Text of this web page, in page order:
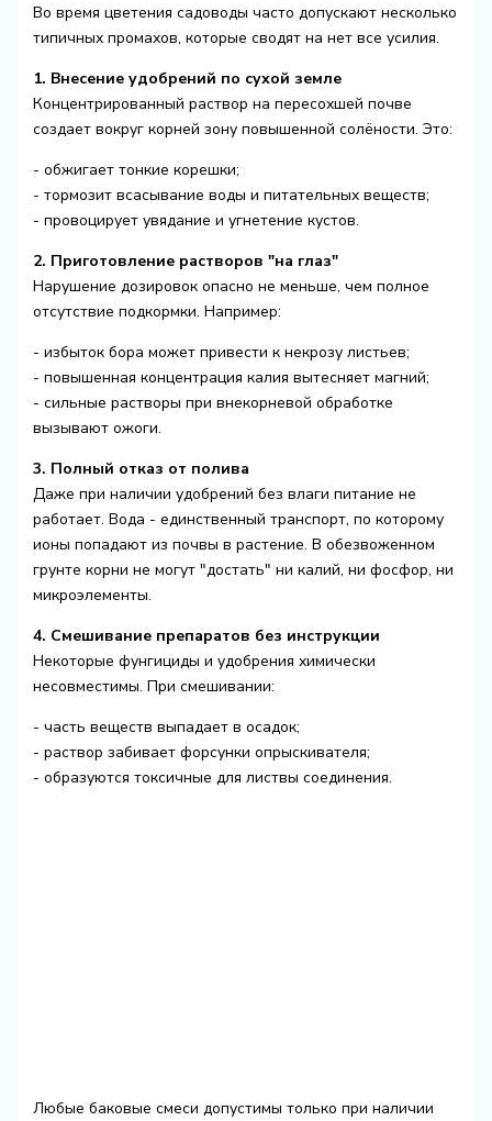
Во время цветения садоводы часто допускают несколько
типичных промахов, которые сводят на нет все усилия.
1. Внесение удобрений по сухой земле
Концентрированный раствор на пересохшей почве
создает вокруг корней зону повышенной солёности. Это:
- обжигает тонкие корешки;
- тормозит всасывание воды и питательных веществ;
- провоцирует увядание и угнетение кустов.
2. Приготовление растворов "на глаз"
Нарушение дозировок опасно не меньше, чем полное
отсутствие подкормки. Например:
- избыток бора может привести к некрозу листьев;
- повышенная концентрация калия вытесняет магний;
- сильные растворы при внекорневой обработке
вызывают ожоги.
3. Полный отказ от полива
Даже при наличии удобрений без влаги питание не
работает. Вода - единственный транспорт, по которому
ионы попадают из почвы в растение. В обезвоженном
грунте корни не могут "достать" ни калий, ни фосфор, ни
микроэлементы.
4. Смешивание препаратов без инструкции
Некоторые фунгициды и удобрения химически
несовместимы. При смешивании:
- часть веществ выпадает в осадок;
- раствор забивает форсунки опрыскивателя;
- образуются токсичные для листвы соединения.
Любые баковые смеси допустимы только при наличии